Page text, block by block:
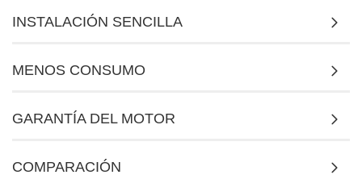
INSTALACIÓN SENCILLA
MENOS CONSUMO
GARANTÍA DEL MOTOR
COMPARACIÓN